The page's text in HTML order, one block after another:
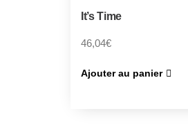
It’s Time
46,04€
Ajouter au panier